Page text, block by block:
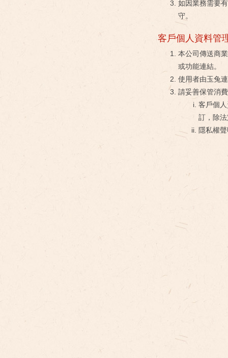
如因業務需要
守。
客戶個人資料管
本公司傳送商
或功能連結。
使用者由玉兔
請妥善保管消
客戶個
訂，除
隱私權